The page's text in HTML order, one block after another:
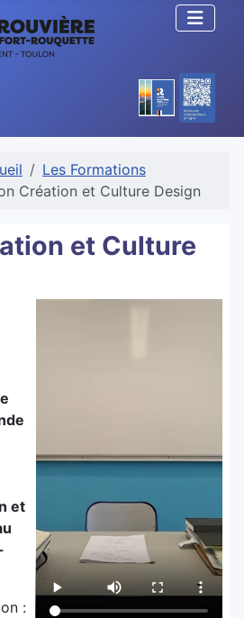
Les Formations
Création et Culture Design
et Culture
et
: